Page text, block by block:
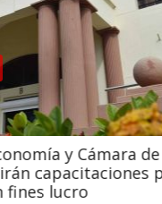
Ministerio de
de
de 2022